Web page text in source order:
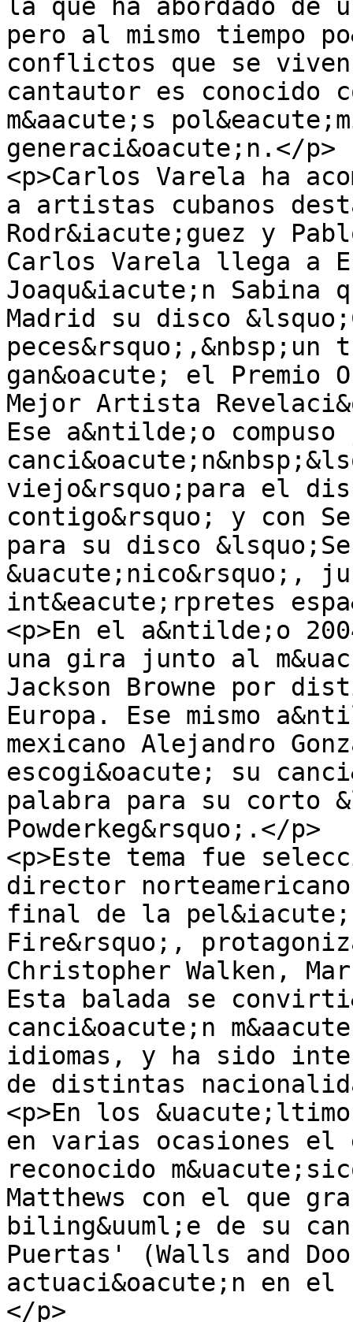
la que ha abordado de
pero al mismo tiempo
conflictos que se
cantautor es conocido
m&aacute;s
generaci&oacute;n.</p>
<p>Carlos Varela ha
a artistas cubanos
Rodr&iacute;guez y
Carlos Varela llega a
Joaqu&iacute;n
Madrid su disco
gan&oacute; el Premio
Mejor Artista
Ese a&ntilde;o
viejo&rsquo;para el
contigo&rsquo; y con
para su disco
&uacute;nico&rsquo;,
int&eacute;rpretes
<p>En el a&ntilde;o
una gira junto al
Jackson Browne por
Europa. Ese mismo
mexicano Alejandro
escogi&oacute; su
palabra para su corto
Powderkeg&rsquo;.</p>
<p>Este tema fue
director
final de la
Fire&rsquo;,
Christopher Walken,
Esta balada se
canci&oacute;n
idiomas, y ha sido
de distintas
<p>En los
en varias ocasiones
reconocido
Matthews con el que
biling&uuml;e de su
Puertas' (Walls and
actuaci&oacute;n en el
</p>